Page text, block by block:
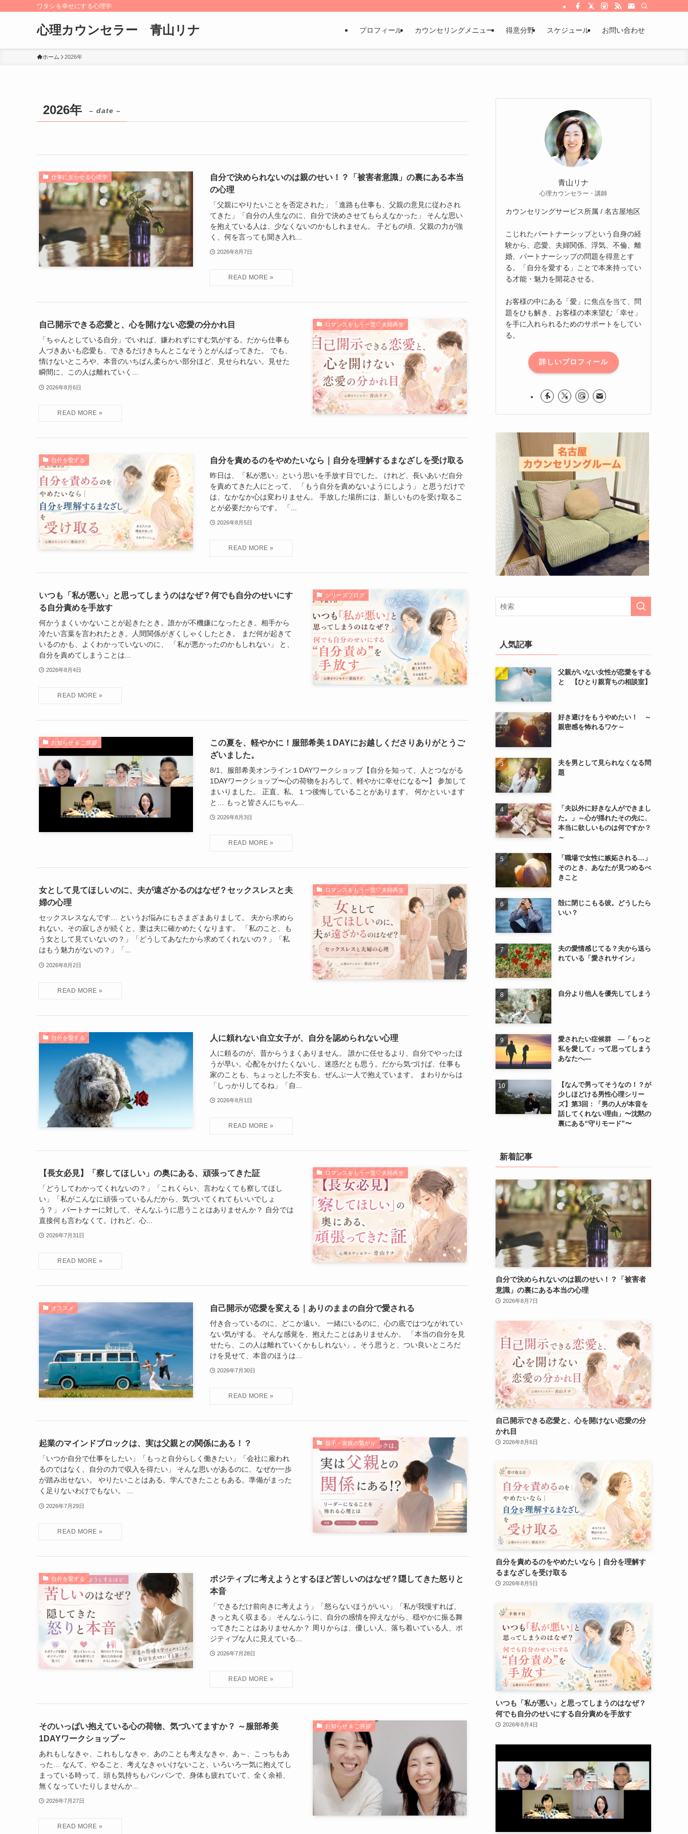
ワタシを幸せにする心理学
心理カウンセラー 青山リナ プロフィール カウンセリングメニュー 得意分野 スケジュール お問い合わせ
ホーム 2026年
2026年 – date –
仕事に生かせる心理学
自分で決められないのは親のせい！？「被害者意識」の裏にある本当
の心理
「父親にやりたいことを否定された」「進路も仕事も、父親の意見に従わされ
てきた」「自分の人生なのに、自分で決めさせてもらえなかった」 そんな思い
を抱えている人は、少なくないのかもしれません。 子どもの頃、父親の力が強
く、何を言っても聞き入れ...
2026年8月7日
ロマンスをもう一度♡夫婦再生
自己開示できる恋愛と、心を開けない恋愛の分かれ目
「ちゃんとしている自分」でいれば、嫌われずにすむ気がする。だから仕事も
人づきあいも恋愛も、できるだけきちんとこなそうとがんばってきた。 でも、
情けないところや、本音のいちばん柔らかい部分ほど、見せられない。見せた
瞬間に、この人は離れていく...
2026年8月6日
自分を愛する 自分を責めるのをやめたいなら｜自分を理解するまなざしを受け取る
昨日は、「私が悪い」という思いを手放す日でした。 けれど、長いあいだ自分
を責めてきた人にとって、 「もう自分を責めないようにしよう」 と思うだけで
は、なかなか心は変わりません。 手放した場所には、新しいものを受け取るこ
とが必要だからです。 「...
2026年8月5日
シリーズブログ
いつも「私が悪い」と思ってしまうのはなぜ？何でも自分のせいにす
る自分責めを手放す
何かうまくいかないことが起きたとき。誰かが不機嫌になったとき。相手から
冷たい言葉を言われたとき。人間関係がぎくしゃくしたとき。 まだ何が起きて
いるのかも、よくわかっていないのに、 「私が悪かったのかもしれない」 と、
自分を責めてしまうことは...
2026年8月4日
お知らせ & ご挨拶
この夏を、軽やかに！服部希美１DAYにお越しくださりありがとうご
ざいました。
8/1、服部希美オンライン１DAYワークショップ【自分を知って、人とつながる
1DAYワークショップ〜心の荷物をおろして、軽やかに幸せになる〜】 参加して
まいりました。 正直、私、１つ後悔していることがあります。 何かといいます
と… もっと皆さんにちゃん...
2026年8月3日
ロマンスをもう一度♡夫婦再生
女として見てほしいのに、夫が遠ざかるのはなぜ？セックスレスと夫
婦の心理
セックスレスなんです… というお悩みにもさまざまありまして。 夫から求めら
れない。その寂しさが続くと、妻は夫に確かめたくなります。 「私のこと、も
う女として見ていないの？」「どうしてあなたから求めてくれないの？」「私
はもう魅力がないの？」「...
2026年8月2日
自分を愛する 人に頼れない自立女子が、自分を認められない心理
人に頼るのが、昔からうまくありません。 誰かに任せるより、自分でやったほ
うが早い。心配をかけたくないし、迷惑だとも思う。だから気づけば、仕事も
家のことも、ちょっとした不安も、ぜんぶ一人で抱えています。 まわりからは
「しっかりしてるね」「自...
2026年8月1日
ロマンスをもう一度♡夫婦再生
【長女必見】「察してほしい」の奥にある、頑張ってきた証
「どうしてわかってくれないの？」「これくらい、言わなくても察してほし
い」「私がこんなに頑張っているんだから、気づいてくれてもいいでしょ
う？」 パートナーに対して、そんなふうに思うことはありませんか？ 自分では
直接何も言わなくて。けれど、心...
2026年7月31日
オススメ 自己開示が恋愛を変える｜ありのままの自分で愛される
付き合っているのに、どこか遠い。 一緒にいるのに、心の底ではつながれてい
ない気がする。 そんな感覚を、抱えたことはありませんか。 「本当の自分を見
せたら、この人は離れていくかもしれない」。そう思うと、つい良いところだ
けを見せて、本音のほうは...
2026年7月30日
親子・家族の繋がり
起業のマインドブロックは、実は父親との関係にある！？
「いつか自分で仕事をしたい」「もっと自分らしく働きたい」「会社に雇われ
るのではなく、自分の力で収入を得たい」 そんな思いがあるのに、なぜか一歩
が踏み出せない。 やりたいことはある。学んできたこともある。準備がまった
く足りないわけでもない。 ...
2026年7月29日
自分を愛する
ポジティブに考えようとするほど苦しいのはなぜ？隠してきた怒りと
本音
「できるだけ前向きに考えよう」「怒らないほうがいい」「私が我慢すれば、
きっと丸く収まる」 そんなふうに、自分の感情を抑えながら、穏やかに振る舞
ってきたことはありませんか？ 周りからは、優しい人、落ち着いている人、ポ
ジティブな人に見えている...
2026年7月28日
お知らせ & ご挨拶
そのいっぱい抱えている心の荷物、気づいてますか？ ～服部希美
1DAYワークショップ～
あれもしなきゃ、これもしなきゃ、あのことも考えなきゃ、あ～、こっちもあ
った… なんて、やること、考えなきゃいけないこと、いろいろ一気に抱えてし
まっている時って、頭も気持ちもパンパンで、身体も疲れていて、全く余裕、
無くなっていたりしませんか...
2026年7月27日
青山リナ
心理カウンセラー・講師
カウンセリングサービス所属 / 名古屋地区
こじれたパートナーシップという自身の経
験から、恋愛、夫婦関係、浮気、不倫、離
婚、パートナーシップの問題を得意とす
る。「自分を愛する」ことで本来持ってい
る才能・魅力を開花させる。
お客様の中にある「愛」に焦点を当て、問
題をひも解き、お客様の本来望む「幸せ」
を手に入れられるためのサポートをしてい
る。
詳しいプロフィール
人気記事
父親がいない女性が恋愛をする
と 【ひとり親育ちの相談室】
好き避けをもうやめたい！ ～
親密感を怖れるワケ～
夫を男として見られなくなる問
題
「夫以外に好きな人ができまし
た。」～心が揺れたその先に、
本当に欲しいものは何ですか？
～
「職場で女性に嫉妬される…」
そのとき、あなたが見つめるべ
きこと
殻に閉じこもる彼。どうしたら
いい？
夫の愛情感じてる？夫から送ら
れている「愛されサイン」
自分より他人を優先してしまう
愛されたい症候群 ―「もっと
私を愛して」って思ってしまう
あなたへ―
【なんで男ってそうなの！？が
少しほどける男性心理シリー
ズ】第3回：「男の人が本音を
話してくれない理由」〜沈黙の
裏にある“守りモード”〜
新着記事
自分で決められないのは親のせい！？「被害者
意識」の裏にある本当の心理
2026年8月7日
自己開示できる恋愛と、心を開けない恋愛の分
かれ目
2026年8月6日
自分を責めるのをやめたいなら｜自分を理解す
るまなざしを受け取る
2026年8月5日
いつも「私が悪い」と思ってしまうのはなぜ？
何でも自分のせいにする自分責めを手放す
2026年8月4日